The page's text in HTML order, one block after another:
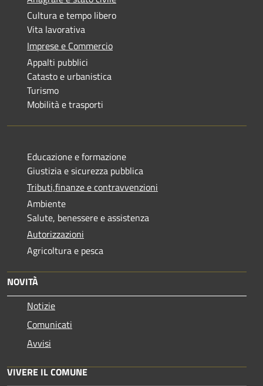
Cultura e tempo libero
Vita lavorativa
Imprese e Commercio
Appalti pubblici
Catasto e urbanistica
Turismo
Mobilità e trasporti
Educazione e formazione
Giustizia e sicurezza pubblica
Tributi,finanze e contravvenzioni
Ambiente
Salute, benessere e assistenza
Autorizzazioni
Agricoltura e pesca
NOVITÀ
Notizie
Comunicati
Avvisi
VIVERE IL COMUNE